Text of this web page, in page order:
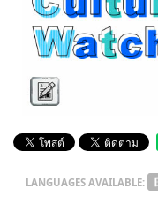
LANGUAGES AVAILABLE: